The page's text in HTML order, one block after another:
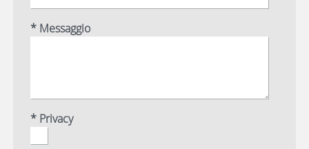
* Messaggio
* Privacy